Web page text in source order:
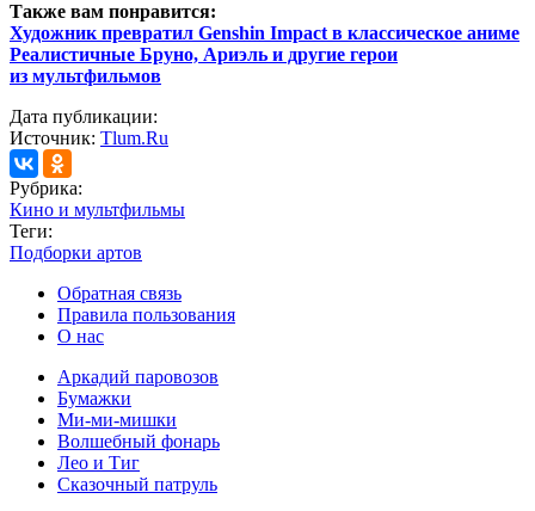
Также вам понравится:
Художник превратил Genshin Impact в классическое аниме
Реалистичные Бруно, Ариэль и другие герои
из мультфильмов
Дата публикации:
Источник: Tlum.Ru
Рубрика:
Кино и мультфильмы
Теги:
Подборки артов
Обратная связь
Правила пользования
О нас
Аркадий паровозов
Бумажки
Ми-ми-мишки
Волшебный фонарь
Лео и Тиг
Сказочный патруль